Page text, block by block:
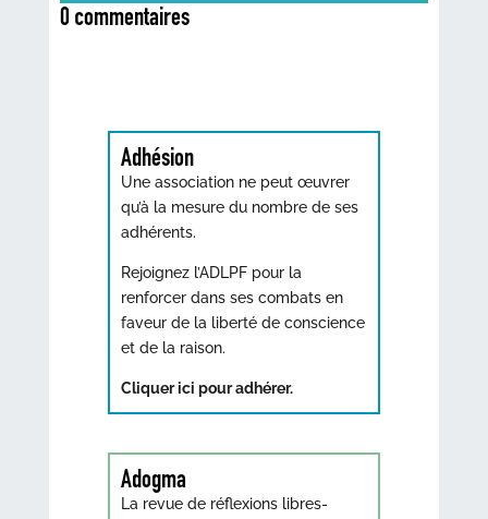
0 commentaires
Adhésion
Une association ne peut œuvrer
qu’à la mesure du nombre de ses
adhérents.
Rejoignez l’ADLPF pour la
renforcer dans ses combats en
faveur de la liberté de conscience
et de la raison.
Cliquer ici pour adhérer.
Adogma
La revue de réflexions libres-